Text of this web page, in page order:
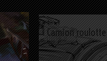
Camion roulotte